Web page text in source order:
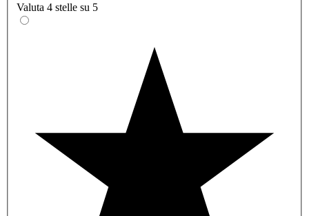
Valuta 4 stelle su 5